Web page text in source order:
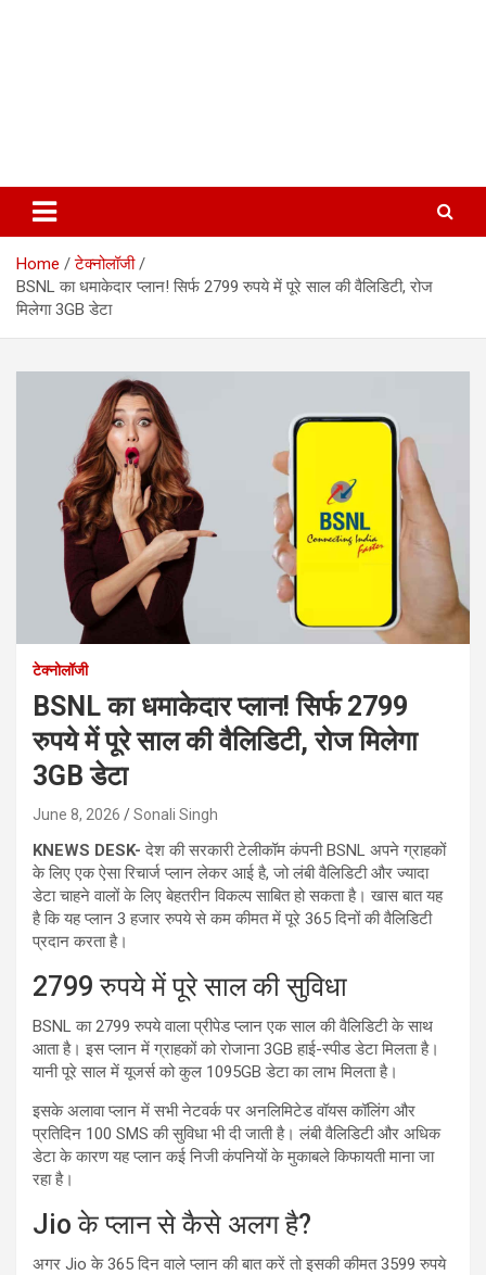
Home
टेक्नोलॉजी
BSNL का धमाकेदार प्लान! सिर्फ 2799 रुपये में पूरे साल की वैलिडिटी, रोज
मिलेगा 3GB डेटा
टेक्नोलॉजी
BSNL का धमाकेदार प्लान! सिर्फ 2799
रुपये में पूरे साल की वैलिडिटी, रोज मिलेगा
3GB डेटा
June 8, 2026 Sonali Singh
KNEWS DESK- देश की सरकारी टेलीकॉम कंपनी BSNL अपने ग्राहकों
के लिए एक ऐसा रिचार्ज प्लान लेकर आई है, जो लंबी वैलिडिटी और ज्यादा
डेटा चाहने वालों के लिए बेहतरीन विकल्प साबित हो सकता है। खास बात यह
है कि यह प्लान 3 हजार रुपये से कम कीमत में पूरे 365 दिनों की वैलिडिटी
प्रदान करता है।
2799 रुपये में पूरे साल की सुविधा
BSNL का 2799 रुपये वाला प्रीपेड प्लान एक साल की वैलिडिटी के साथ
आता है। इस प्लान में ग्राहकों को रोजाना 3GB हाई-स्पीड डेटा मिलता है।
यानी पूरे साल में यूजर्स को कुल 1095GB डेटा का लाभ मिलता है।
इसके अलावा प्लान में सभी नेटवर्क पर अनलिमिटेड वॉयस कॉलिंग और
प्रतिदिन 100 SMS की सुविधा भी दी जाती है। लंबी वैलिडिटी और अधिक
डेटा के कारण यह प्लान कई निजी कंपनियों के मुकाबले किफायती माना जा
रहा है।
Jio के प्लान से कैसे अलग है?
अगर Jio के 365 दिन वाले प्लान की बात करें तो इसकी कीमत 3599 रुपये